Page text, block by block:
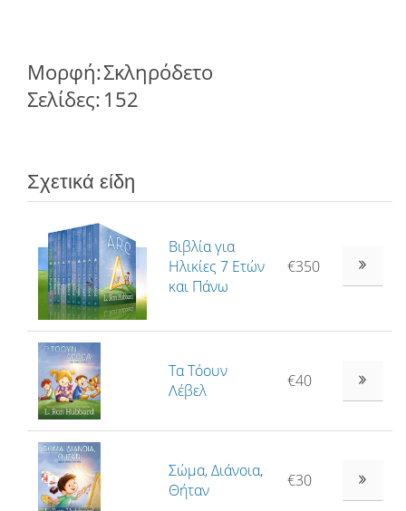
Μορφή:Σκληρόδετο
Σελίδες: 152
Σχετικά είδη
Βιβλία για
Ηλικίες 7 Ετών
και Πάνω
€350
Τα Τόουν
Λέβελ
€40
Σώμα, Διάνοια,
Θήταν
€30